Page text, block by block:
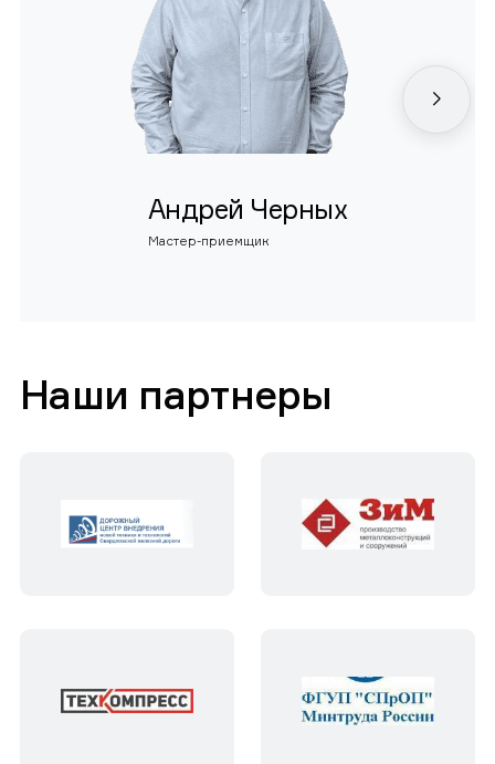
Андрей Черных
Мастер-приемщик
Наши партнеры